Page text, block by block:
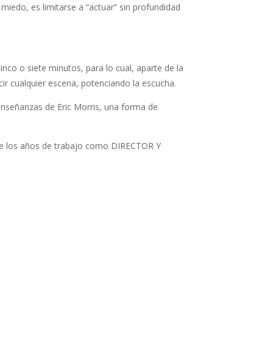
es limitarse a “actuar” sin profundidad
o siete minutos, para lo cual, aparte de la
cualquier escena, potenciando la escucha.
de Eric Morris, una forma de
años de trabajo como DIRECTOR Y